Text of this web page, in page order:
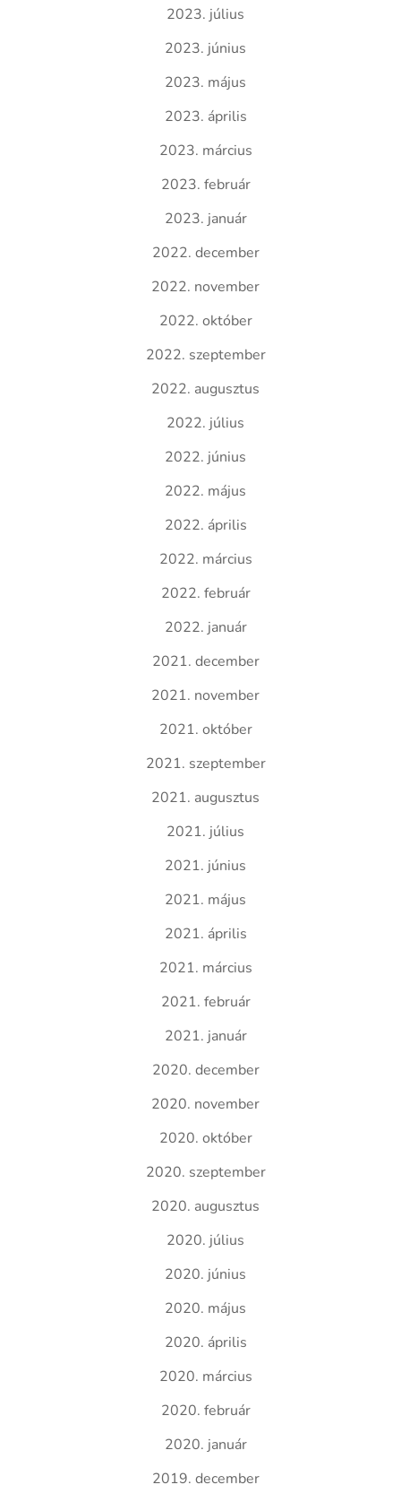
2023. július
2023. június
2023. május
2023. április
2023. március
2023. február
2023. január
2022. december
2022. november
2022. október
2022. szeptember
2022. augusztus
2022. július
2022. június
2022. május
2022. április
2022. március
2022. február
2022. január
2021. december
2021. november
2021. október
2021. szeptember
2021. augusztus
2021. július
2021. június
2021. május
2021. április
2021. március
2021. február
2021. január
2020. december
2020. november
2020. október
2020. szeptember
2020. augusztus
2020. július
2020. június
2020. május
2020. április
2020. március
2020. február
2020. január
2019. december